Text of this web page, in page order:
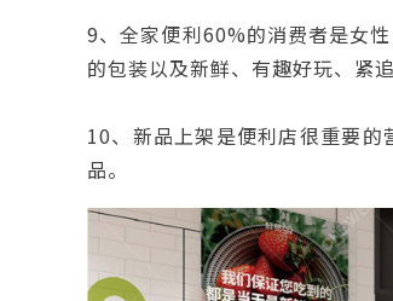
9、全家便利60%的消费者是女
的包装以及新鲜、有趣好玩、紧
10、新品上架是便利店很重要
品。